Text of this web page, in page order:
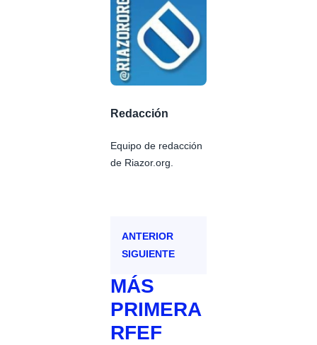
Redacción
Equipo de redacción
de Riazor.org.
ANTERIOR
SIGUIENTE
MÁS
PRIMERA
RFEF